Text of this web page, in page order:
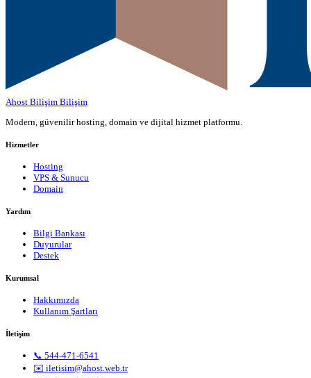
Ahost Bilişim Bilişim
Modern, güvenilir hosting, domain ve dijital hizmet platformu.
Hizmetler
Hosting
VPS & Sunucu
Domain
Yardım
Bilgi Bankası
Duyurular
Destek
Kurumsal
Hakkımızda
Kullanım Şartları
İletişim
📞 544-471-6541
✉️ iletisim@ahost.web.tr